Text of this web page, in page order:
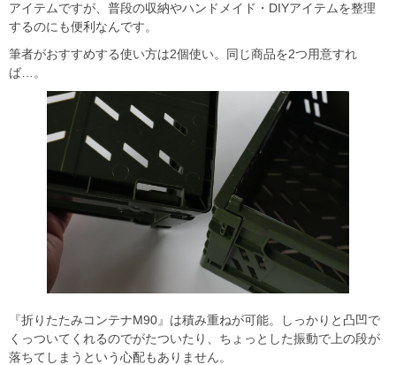
アイテムですが、普段の収納やハンドメイド・DIYアイテムを整理
するのにも便利なんです。
筆者がおすすめする使い方は2個使い。同じ商品を2つ用意すれ
ば…。
『折りたたみコンテナM90』は積み重ねが可能。しっかりと凸凹で
くっついてくれるのでがたついたり、ちょっとした振動で上の段が
落ちてしまうという心配もありません。